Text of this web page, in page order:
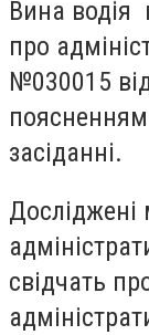
Вина водія
про
№030015
засіданні.
Досліджені
свідчать